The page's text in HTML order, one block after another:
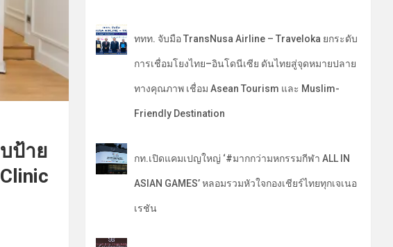
ป้าย
ททท. จับมือ TransNusa Airline – Traveloka ยกระดับ
การเชื่อมโยงไทย–อินโดนีเซีย ดันไทยสู่จุดหมายปลาย
ทางคุณภาพ เชื่อม Asean Tourism และ Muslim-
Friendly Destination
กท.เปิดแคมเปญใหญ่ ‘#มากกว่ามหกรรมกีฬา ALL IN
ASIAN GAMES’ หลอมรวมหัวใจกองเชียร์ไทยทุกเจเนอ
เรชัน